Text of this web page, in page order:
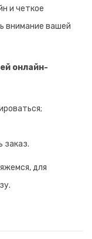
и четкое
внимание вашей
онлайн-
заказ.
для